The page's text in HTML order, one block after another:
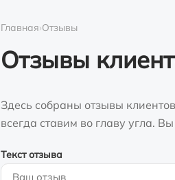
Главная›Отзывы
Отзывы
Здесь собраны отзывы
всегда ставим во главу угла.
Текст отзыва